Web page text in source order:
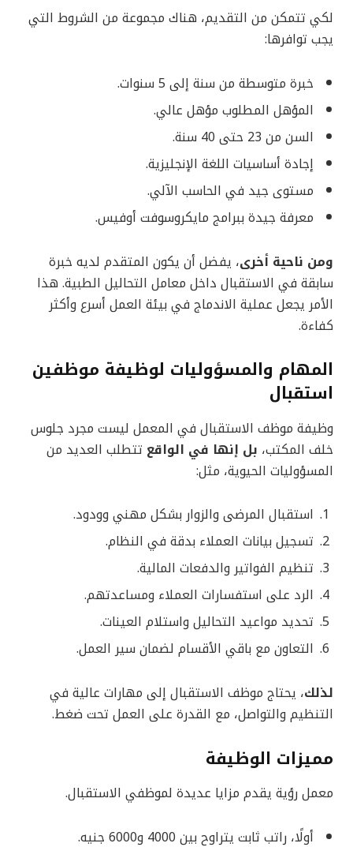
لكي تتمكن من التقديم، هناك مجموعة من الشروط التي
يجب توافرها:
خبرة متوسطة من سنة إلى 5 سنوات.
المؤهل المطلوب مؤهل عالي.
السن من 23 حتى 40 سنة.
إجادة أساسيات اللغة الإنجليزية.
مستوى جيد في الحاسب الآلي.
معرفة جيدة ببرامج مايكروسوفت أوفيس.
ومن ناحية أخرى، يفضل أن يكون المتقدم لديه خبرة
سابقة في الاستقبال داخل معامل التحاليل الطبية. هذا
الأمر يجعل عملية الاندماج في بيئة العمل أسرع وأكثر
كفاءة.
المهام والمسؤوليات لوظيفة موظفين
استقبال
وظيفة موظف الاستقبال في المعمل ليست مجرد جلوس
خلف المكتب، بل إنها في الواقع تتطلب العديد من
المسؤوليات الحيوية، مثل:
استقبال المرضى والزوار بشكل مهني وودود.
تسجيل بيانات العملاء بدقة في النظام.
تنظيم الفواتير والدفعات المالية.
الرد على استفسارات العملاء ومساعدتهم.
تحديد مواعيد التحاليل واستلام العينات.
التعاون مع باقي الأقسام لضمان سير العمل.
لذلك، يحتاج موظف الاستقبال إلى مهارات عالية في
التنظيم والتواصل، مع القدرة على العمل تحت ضغط.
مميزات الوظيفة
معمل رؤية يقدم مزايا عديدة لموظفي الاستقبال.
أولًا، راتب ثابت يتراوح بين 4000 و6000 جنيه.